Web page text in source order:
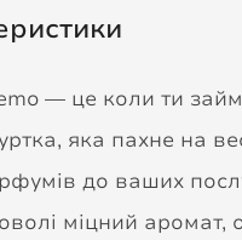
— це коли ти
яка пахне на
до ваших
міцний аромат,